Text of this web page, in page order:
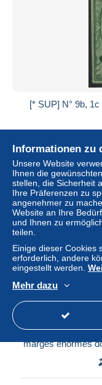
[* SUP] N° 9b,
Status
Auktion beendet
marges énormes
Informationen zu
Unsere Website
Ihnen die
stellen, die Sicherheit
Ihre Präferenzen zu
angenehmer zu
Website an Ihre
und Ihnen zu
teilen.
Einige dieser Cookies
erforderlich, andere
eingestellt werden.
Mehr dazu